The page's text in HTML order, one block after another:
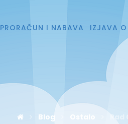
PRORAČUN I NABAVA IZJAVA O
Blog Ostalo